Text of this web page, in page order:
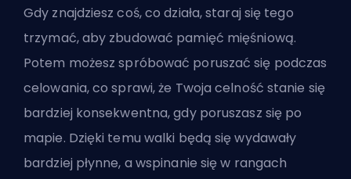
Gdy znajdziesz coś, co działa, staraj się tego
trzymać, aby zbudować pamięć mięśniową.
Potem możesz spróbować poruszać się podczas
celowania, co sprawi, że Twoja celność stanie się
bardziej konsekwentna, gdy poruszasz się po
mapie. Dzięki temu walki będą się wydawały
bardziej płynne, a wspinanie się w rangach